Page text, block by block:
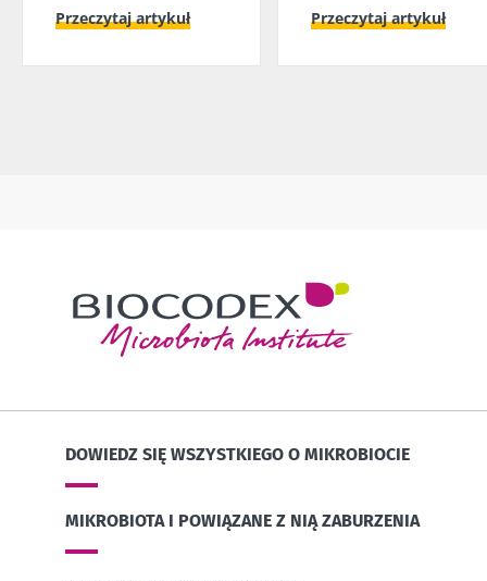
Przeczytaj artykuł
Przeczytaj artykuł
DOWIEDZ SIĘ WSZYSTKIEGO O MIKROBIOCIE
MIKROBIOTA I POWIĄZANE Z NIĄ ZABURZENIA